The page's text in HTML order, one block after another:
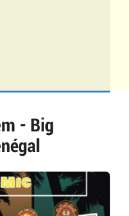
- Big